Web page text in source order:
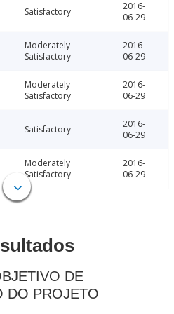
Satisfactory
2016-
06-29
Moderately
Satisfactory
2016-
06-29
Moderately
Satisfactory
2016-
06-29
Satisfactory
2016-
06-29
Moderately
Satisfactory
2016-
06-29
DE
DO PROJETO